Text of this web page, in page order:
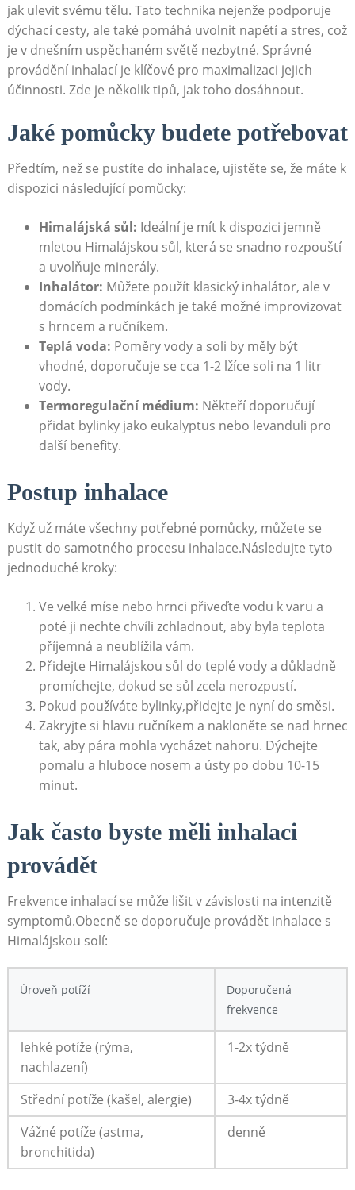
jak ulevit ‌svému ‍tělu. Tato​ technika nejenže podporuje
dýchací cesty,⁣ ale také pomáhá uvolnit napětí a stres, což‍
je v dnešním uspěchaném světě ​nezbytné. Správné
provádění ‌inhalací je klíčové pro maximalizaci jejich
účinnosti. Zde je několik tipů, jak toho dosáhnout.
Jaké pomůcky budete potřebovat
Předtím, než se pustíte do inhalace, ujistěte se, že máte k
dispozici následující pomůcky:
Himalájská sůl: Ideální je mít k dispozici jemně ​
mletou Himalájskou sůl, která se snadno rozpouští
a uvolňuje minerály.
Inhalátor: Můžete použít klasický inhalátor, ale v
domácích podmínkách je také možné improvizovat
s hrncem a⁣ ručníkem.
Teplá voda: Poměry vody ⁣a ⁢soli by měly být
vhodné, doporučuje se cca 1-2 lžíce soli⁤ na ‍1 litr
vody.
Termoregulační médium: Někteří doporučují
přidat bylinky jako eukalyptus nebo ⁢levanduli pro
další benefity.
Postup inhalace
Když už máte všechny potřebné pomůcky, můžete se
pustit do samotného procesu inhalace.Následujte ⁤tyto
jednoduché kroky:
Ve velké míse nebo hrnci přiveďte vodu k varu a
poté ji nechte chvíli zchladnout, aby byla teplota
příjemná a neublížila vám.
Přidejte Himalájskou sůl do teplé‍ vody‍ a důkladně
promíchejte, dokud se sůl zcela⁢ nerozpustí.
Pokud používáte bylinky,přidejte je nyní do směsi.
Zakryjte si hlavu ručníkem a nakloněte se ‌nad hrnec
tak,​ aby pára mohla vycházet nahoru.​ Dýchejte
pomalu a hluboce nosem a ústy po dobu⁣ 10-15
minut.
Jak často byste měli inhalaci
provádět
Frekvence inhalací se může lišit v závislosti na intenzitě
symptomů.Obecně⁣ se doporučuje provádět inhalace s
Himalájskou solí:
Úroveň potíží
Doporučená
frekvence
lehké potíže (rýma,
nachlazení)
1-2x týdně
Střední potíže (kašel, alergie)
3-4x týdně
Vážné potíže (astma,
bronchitida)
denně